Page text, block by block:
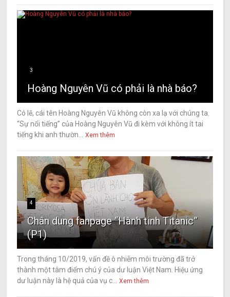
3
Hoàng Nguyên Vũ có phải là nhà báo?
Có lẽ, cái tên Hoàng Nguyên Vũ không còn xa lạ với chúng ta.
“Sự nổi tiếng” của Hoàng Nguyên Vũ đi kèm với không ít tai
tiếng khi anh thườn...
Xem thêm
4
Chân dung fanpage “Hành tinh Titanic”
(P1)
Trong tháng 10/2019, vấn đề ô nhiễm môi trường đã trở
thành một tâm điểm chú ý của dư luận Việt Nam. Hiệu ứng
dư luận này là hệ quả của vụ c...
Xem thêm